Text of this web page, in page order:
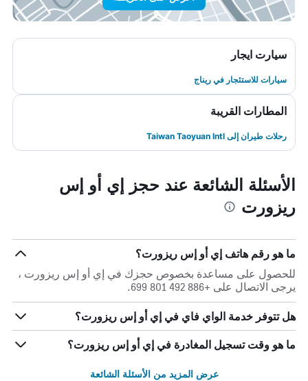
سيارت ايجار
سيارات للاستئجار في ريناج
المطارات القريبة
رحلات طيران إلى Taiwan Taoyuan Intl
الأسئلة الشائعة عند حجز إي أو إس
ريزورت
ما هو رقم هاتف إي أو إس ريزورت؟
للحصول على مساعدة بخصوص حجزك في إي أو إس ريزورت ،
يرجى الاتصال على +886 492 801 699.
هل تتوفر خدمة الواي فاي في إي أو إس ريزورت؟
ما هو وقت تسجيل المغادرة في إي أو إس ريزورت؟
عرض المزيد من الأسئلة الشائعة